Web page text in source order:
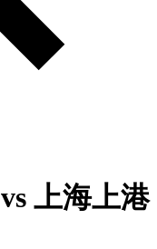
vs 上海上港